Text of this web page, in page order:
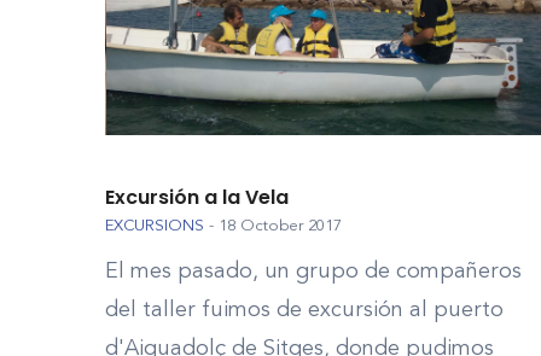
Excursión a la Vela
EXCURSIONS - 18 October 2017
El mes pasado, un grupo de compañeros
del taller fuimos de excursión al puerto
d'Aiguadolç de Sitges, donde pudimos